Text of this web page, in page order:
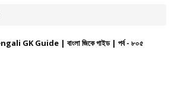
GK Guide | বাংলা জিকে গাইড | পর্ব - ৮০৫